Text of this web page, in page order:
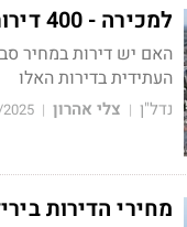
למכירה - 400 דירות 2 חדרים בפתח תקווה במחיר של עד 2 מיליון שקל
האם יש דירות במחיר
העתידית בדירות האלו
נדל"ן | צלי אהרון |
מחירי הדירות